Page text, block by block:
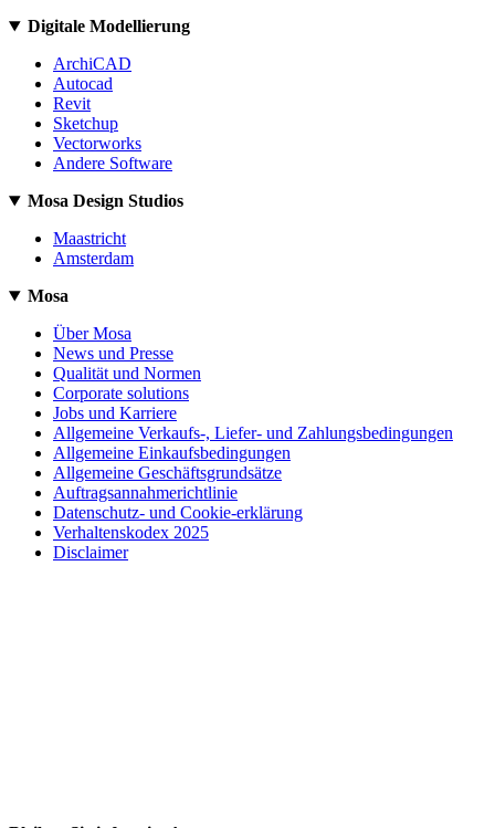
Digitale Modellierung
ArchiCAD
Autocad
Revit
Sketchup
Vectorworks
Andere Software
Mosa Design Studios
Maastricht
Amsterdam
Mosa
Über Mosa
News und Presse
Qualität und Normen
Corporate solutions
Jobs und Karriere
Allgemeine Verkaufs-, Liefer- und Zahlungsbedingungen
Allgemeine Einkaufsbedingungen
Allgemeine Geschäftsgrundsätze
Auftragsannahmerichtlinie
Datenschutz- und Cookie-erklärung
Verhaltenskodex 2025
Disclaimer